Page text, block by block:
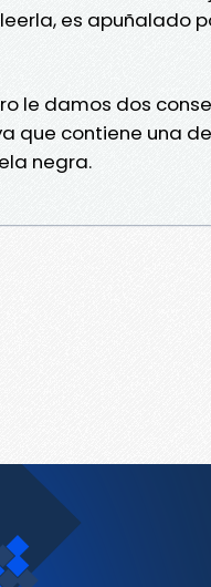
es apuñalado
le damos dos
que contiene una
negra.